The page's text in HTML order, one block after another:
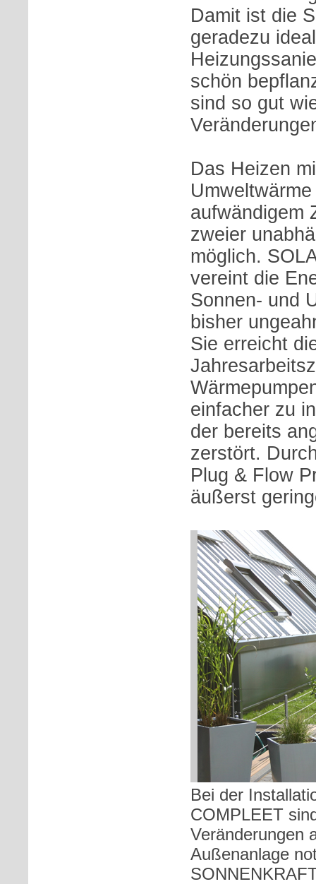
Damit ist die
geradezu
schön
sind so gut
Das Heizen
aufwändigem
zweier
möglich.
vereint die
Sonnen- und
bisher
Sie erreicht
einfacher zu
der bereits
zerstört.
Plug & Flow
äußerst
Bei der
COMPLEET
Veränderungen
Außenanlage